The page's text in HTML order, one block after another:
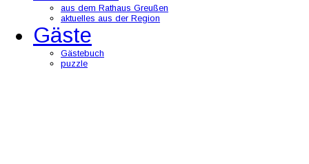
aus dem Rathaus Greußen
aktuelles aus der Region
Gäste
Gästebuch
puzzle